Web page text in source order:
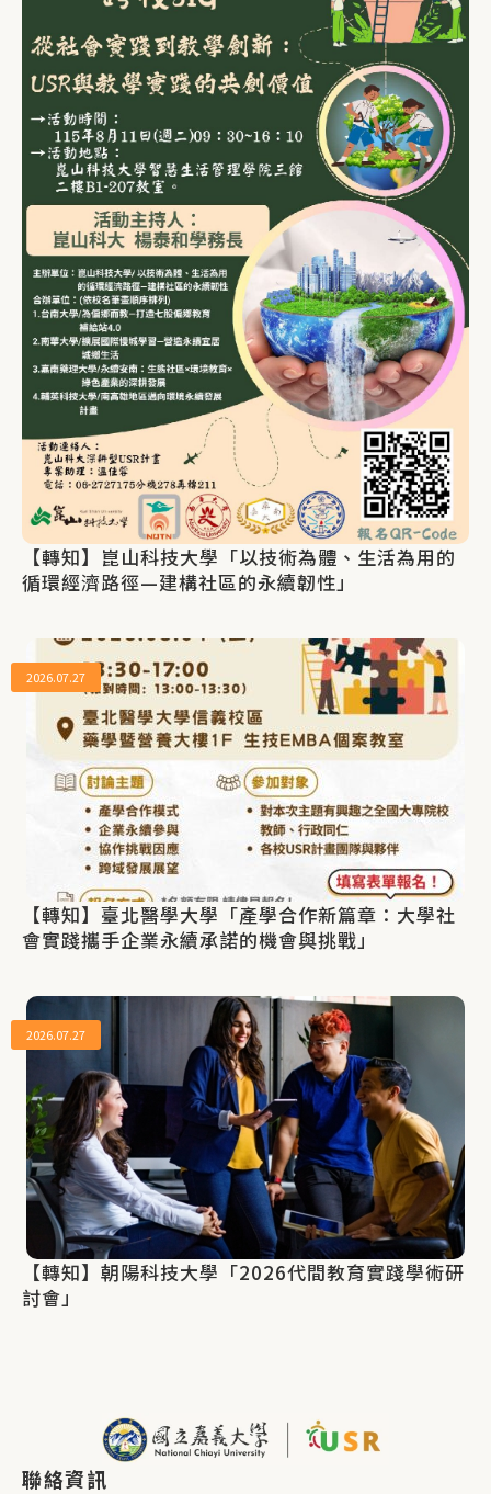
【轉知】崑山科技大學「以技術為體、生活為用的
循環經濟路徑—建構社區的永續韌性」
【轉知】臺北醫學大學「產學合作新篇章：大學社
會實踐攜手企業永續承諾的機會與挑戰」
2026.07.27
【轉知】朝陽科技大學「2026代間教育實踐學術研
討會」
2026.07.27
聯絡資訊